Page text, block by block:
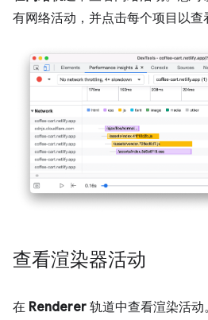
有网络活动，并点击每个项目以查
查看渲染器活动
在 Renderer 轨道中查看渲染活